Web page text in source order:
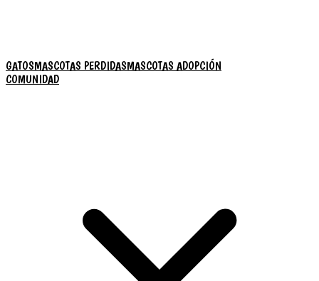
GATOSMASCOTAS PERDIDASMASCOTAS ADOPCIÓN
COMUNIDAD